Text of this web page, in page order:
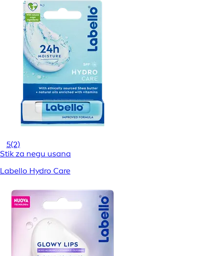
5(2)
Stik za negu usana
Labello Hydro Care